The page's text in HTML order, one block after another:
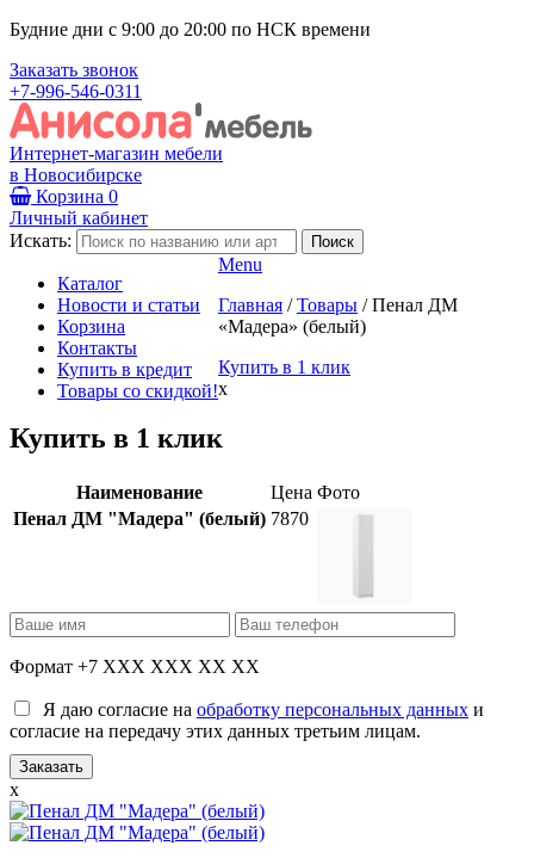
Будние дни с 9:00 до 20:00 по НСК времени
Заказать звонок
+7-996-546-0311
Интернет-магазин мебели
в Новосибирске
Корзина 0
Личный кабинет
Искать:
Каталог
Новости и статьи
Корзина
Контакты
Купить в кредит
Товары со скидкой!
Menu
Главная / Товары / Пенал ДМ
«Мадера» (белый)
Купить в 1 клик
x
Купить в 1 клик
Наименование Цена Фото
Пенал ДМ "Мадера" (белый) 7870
Формат +7 XXX XXX XX XX
Я даю согласие на обработку персональных данных и
согласие на передачу этих данных третьим лицам.
x